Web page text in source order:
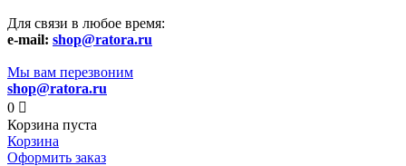
Для связи в любое время:
e-mail: shop@ratora.ru
Мы вам перезвоним
shop@ratora.ru
0 
Корзина пуста
Корзина
Оформить заказ